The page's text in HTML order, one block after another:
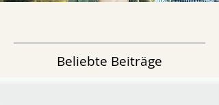
Beliebte Beiträge